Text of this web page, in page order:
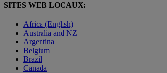
SITES WEB LOCAUX:
Africa (English)
Australia and NZ
Argentina
Belgium
Brazil
Canada